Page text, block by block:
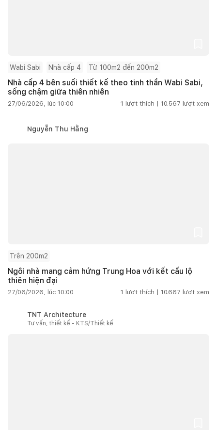
Wabi Sabi Nhà cấp 4 Từ 100m2 đến 200m2
Nhà cấp 4 bên suối thiết kế theo tinh thần Wabi Sabi,
sống chậm giữa thiên nhiên
27/06/2026, lúc 10:00 1 lượt thích | 10.567 lượt xem
Nguyễn Thu Hằng
Trên 200m2
Ngôi nhà mang cảm hứng Trung Hoa với kết cấu lộ
thiên hiện đại
27/06/2026, lúc 10:00 1 lượt thích | 10.667 lượt xem
TNT Architecture
Tư vấn, thiết kế - KTS/Thiết kế